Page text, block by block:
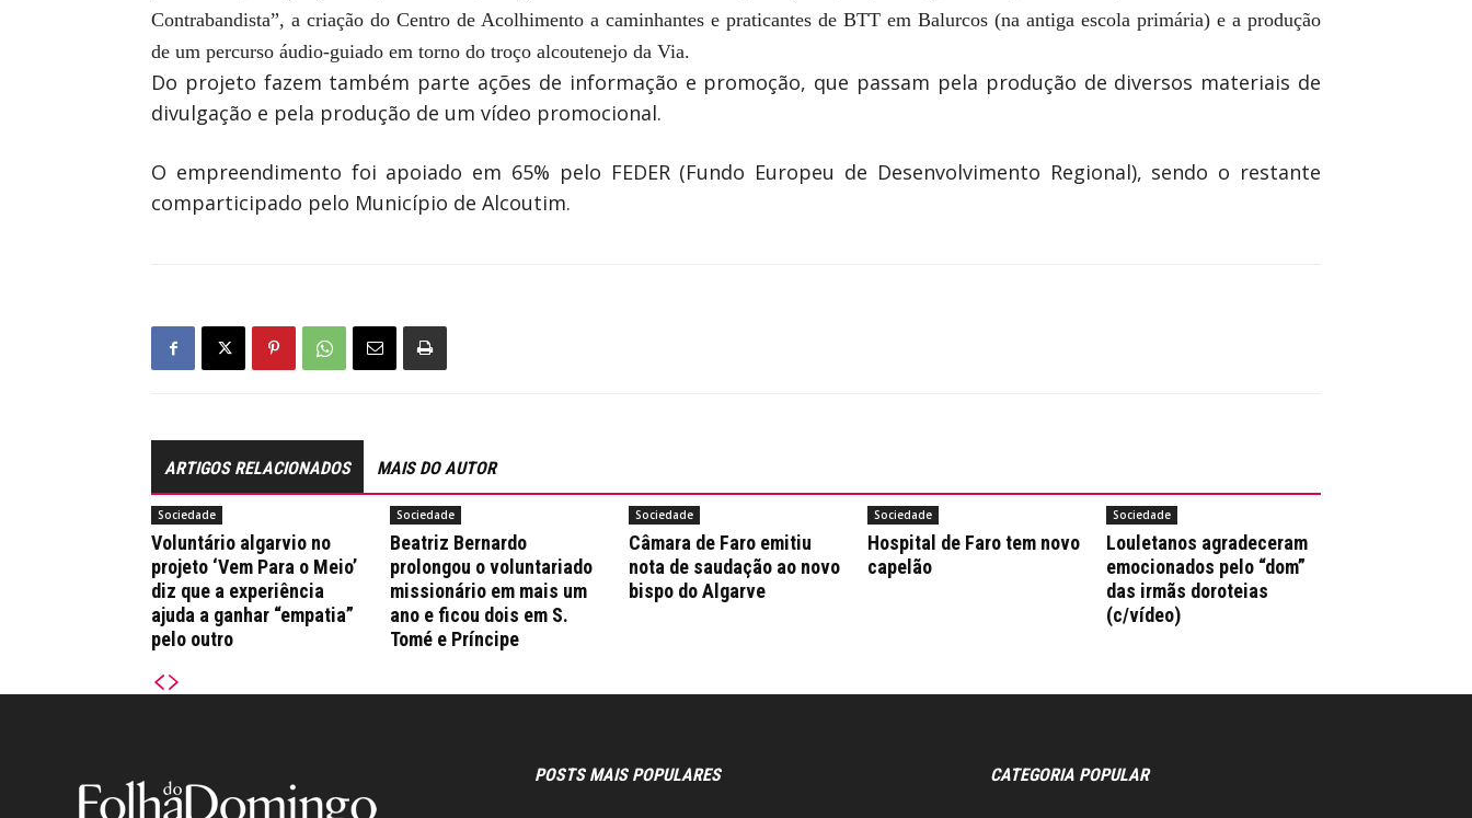
Contrabandista”, a criação do Centro de Acolhimento a caminhantes e praticantes de BTT em Balurcos (na antiga escola primária) e a produção
de um percurso áudio-guiado em torno do troço alcoutenejo da Via.
Do projeto fazem também parte ações de informação e promoção, que passam pela produção de diversos materiais de
divulgação e pela produção de um vídeo promocional.
O empreendimento foi apoiado em 65% pelo FEDER (Fundo Europeu de Desenvolvimento Regional), sendo o restante
comparticipado pelo Município de Alcoutim.
ARTIGOS RELACIONADOS MAIS DO AUTOR
Sociedade
Voluntário algarvio no
projeto ‘Vem Para o Meio’
diz que a experiência
ajuda a ganhar “empatia”
pelo outro
Sociedade
Beatriz Bernardo
prolongou o voluntariado
missionário em mais um
ano e ficou dois em S.
Tomé e Príncipe
Sociedade
Câmara de Faro emitiu
nota de saudação ao novo
bispo do Algarve
Sociedade
Hospital de Faro tem novo
capelão
Sociedade
Louletanos agradeceram
emocionados pelo “dom”
das irmãs doroteias
(c/vídeo)
POSTS MAIS POPULARES CATEGORIA POPULAR